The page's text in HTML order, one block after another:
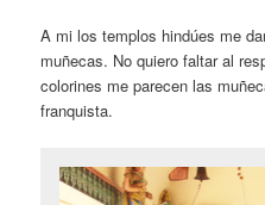
A mi los templos hindúes me
muñecas. No quiero faltar al
colorines me parecen las
franquista.